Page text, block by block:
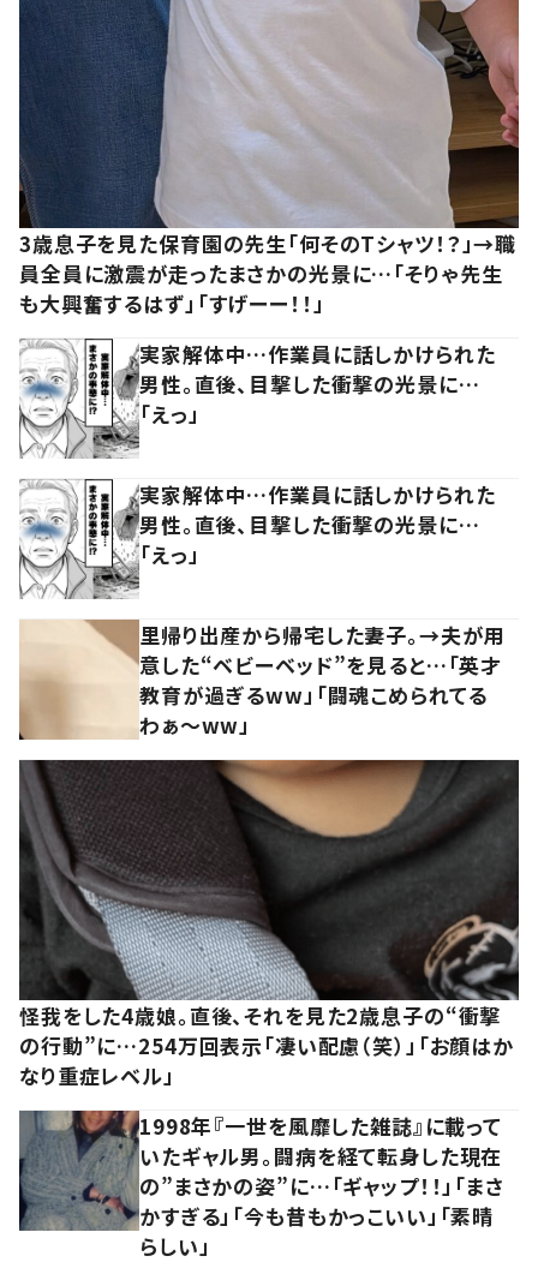
3歳息子を見た保育園の先生「何そのTシャツ！？」→職
員全員に激震が走ったまさかの光景に…「そりゃ先生
も大興奮するはず」「すげーー！！」
実家解体中…作業員に話しかけられた
男性。直後、目撃した衝撃の光景に…
「えっ」
実家解体中…作業員に話しかけられた
男性。直後、目撃した衝撃の光景に…
「えっ」
里帰り出産から帰宅した妻子。→夫が用
意した“ベビーベッド”を見ると…「英才
教育が過ぎるww」「闘魂こめられてる
わぁ～ww」
怪我をした4歳娘。直後、それを見た2歳息子の“衝撃
の行動”に…254万回表示「凄い配慮（笑）」「お顔はか
なり重症レベル」
1998年『一世を風靡した雑誌』に載って
いたギャル男。闘病を経て転身した現在
の”まさかの姿”に…「ギャップ！！」「まさ
かすぎる」「今も昔もかっこいい」「素晴
らしい」